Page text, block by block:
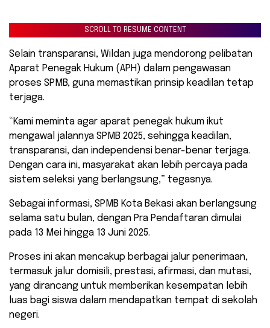
SCROLL TO RESUME CONTENT
Selain transparansi, Wildan juga mendorong pelibatan
Aparat Penegak Hukum (APH) dalam pengawasan
proses SPMB, guna memastikan prinsip keadilan tetap
terjaga.
“Kami meminta agar aparat penegak hukum ikut
mengawal jalannya SPMB 2025, sehingga keadilan,
transparansi, dan independensi benar-benar terjaga.
Dengan cara ini, masyarakat akan lebih percaya pada
sistem seleksi yang berlangsung,” tegasnya.
Sebagai informasi, SPMB Kota Bekasi akan berlangsung
selama satu bulan, dengan Pra Pendaftaran dimulai
pada 13 Mei hingga 13 Juni 2025.
Proses ini akan mencakup berbagai jalur penerimaan,
termasuk jalur domisili, prestasi, afirmasi, dan mutasi,
yang dirancang untuk memberikan kesempatan lebih
luas bagi siswa dalam mendapatkan tempat di sekolah
negeri.